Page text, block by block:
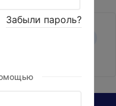
Забыли пароль?